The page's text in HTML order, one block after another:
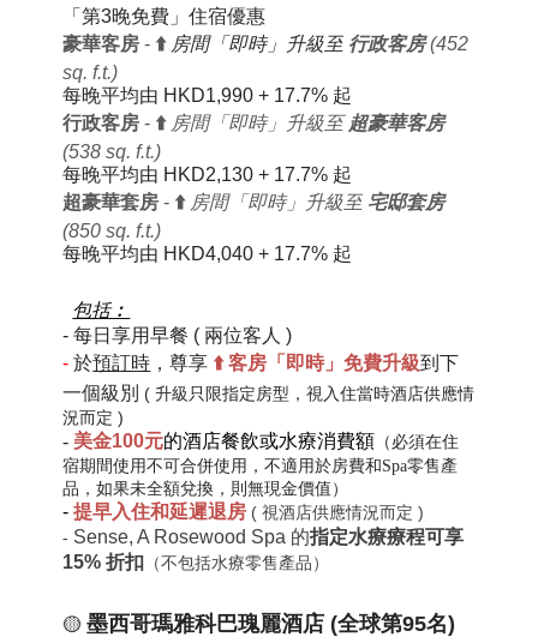
「第3晚免費」住宿優惠
豪華客房- ⬆️ 房間「即時」升級至 行政客房(452
sq. f.t.)
每晚平均由 HKD1,990 + 17.7% 起
行政客房 - ⬆️ 房間「即時」升級至 超豪華客房
(538 sq. f.t.)
每晚平均由 HKD2,130 + 17.7% 起
超豪華套房- ⬆️ 房間「即時」升級至 宅邸套房
(850 sq. f.t.)
每晚平均由 HKD4,040 + 17.7% 起
包括︰
-每日享用早餐 ( 兩位客人 )
-於預訂時 ，尊享 ⬆️客房「即時」免費升級到下
一個級別 ( 升級只限指定房型，視入住當時酒店供應情
況而定 )
- 美金100元的酒店餐飲或水療消費額 （必須在住
宿期間使用不可合併使用，不適用於房費和 Spa零售產
品 ，如果未全額兌換，則無現金價值）
-提早入住和延遲退房 ( 視酒店供應情況而定 )
- Sense, A Rosewood Spa 的指定水療療程可享
15% 折扣 （不包括水療零售產品）
🟡墨西哥瑪雅科巴瑰麗酒店 (全球第95名)